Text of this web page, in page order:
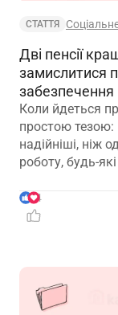
СТАТТЯ
Дві пенсії
замислитися
забезпечення
Коли йдеться
простою тезою:
надійніші, ніж
роботу, будь-
окремій галузі
доходу. Саме
застосовують
4